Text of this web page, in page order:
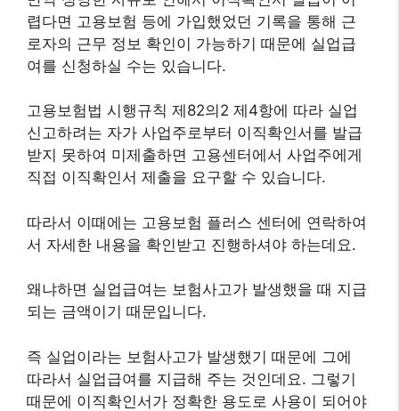
렵다면 고용보험 등에 가입했었던 기록을 통해 근
로자의 근무 정보 확인이 가능하기 때문에 실업급
여를 신청하실 수는 있습니다.
고용보험법 시행규칙 제82의2 제4항에 따라 실업
신고하려는 자가 사업주로부터 이직확인서를 발급
받지 못하여 미제출하면 고용센터에서 사업주에게
직접 이직확인서 제출을 요구할 수 있습니다.
따라서 이때에는 고용보험 플러스 센터에 연락하여
서 자세한 내용을 확인받고 진행하셔야 하는데요.
왜냐하면 실업급여는 보험사고가 발생했을 때 지급
되는 금액이기 때문입니다.
즉 실업이라는 보험사고가 발생했기 때문에 그에
따라서 실업급여를 지급해 주는 것인데요. 그렇기
때문에 이직확인서가 정확한 용도로 사용이 되어야